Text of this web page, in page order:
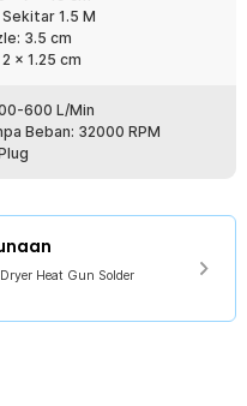
secara konstan.
pada bagian
yang ringan tetapi
jangka panjang.
produk ini:
Heat Gun Solder 2000W
1.5 M
3.5 cm
x 1.25 cm
600 L/Min
Beban: 32000 RPM
Heat Gun Solder